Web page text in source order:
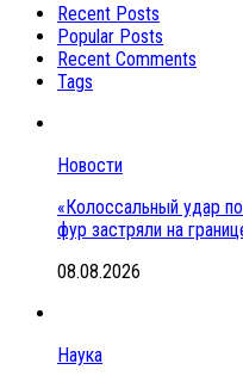
Recent Posts
Popular Posts
Recent Comments
Tags
Новости
«Колоссальный удар
фур застряли на
08.08.2026
Наука